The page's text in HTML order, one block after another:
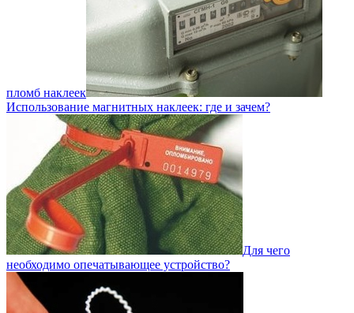
пломб наклеек
Использование магнитных наклеек: где и зачем?
Для чего
необходимо опечатывающее устройство?